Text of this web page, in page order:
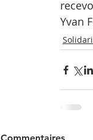
Yvan